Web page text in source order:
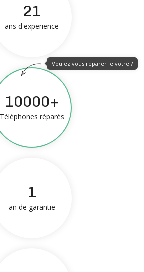
21
ans d'experience
10000+
Téléphones réparés
Voulez vous réparer le vôtre ?
1
an de garantie